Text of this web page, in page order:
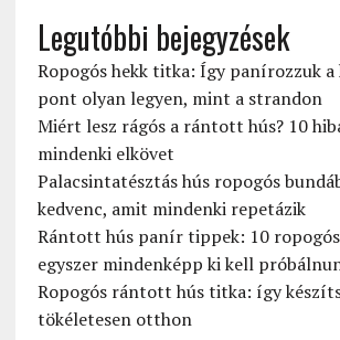
Legutóbbi bejegyzések
Ropogós hekk titka: Így panírozzuk a
pont olyan legyen, mint a strandon
Miért lesz rágós a rántott hús? 10
mindenki elkövet
Palacsintatésztás hús ropogós
kedvenc, amit mindenki repetázik
Rántott hús panír tippek: 10
egyszer mindenképp ki kell
Ropogós rántott hús titka: így
tökéletesen otthon